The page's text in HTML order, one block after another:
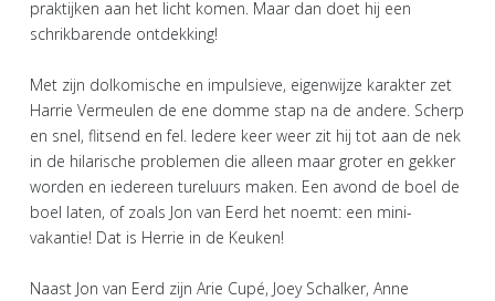
praktijken aan het licht komen. Maar dan doet hij een
schrikbarende ontdekking!
Met zijn dolkomische en impulsieve, eigenwijze karakter zet
Harrie Vermeulen de ene domme stap na de andere. Scherp
en snel, flitsend en fel. Iedere keer weer zit hij tot aan de nek
in de hilarische problemen die alleen maar groter en gekker
worden en iedereen tureluurs maken. Een avond de boel de
boel laten, of zoals Jon van Eerd het noemt: een mini-
vakantie! Dat is Herrie in de Keuken!
Naast Jon van Eerd zijn Arie Cupé, Joey Schalker, Anne